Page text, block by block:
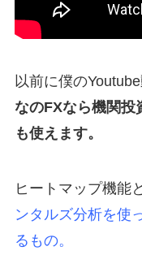
以前に僕の
なのFXなら機関投
も使えます。
ヒートマップ機能
ンタルズ分析を使
るもの。